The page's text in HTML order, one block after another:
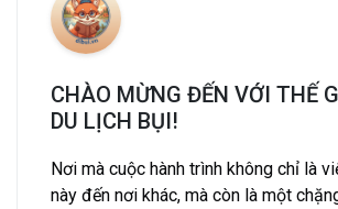
CHÀO MỪNG ĐẾN VỚI THẾ
DU LỊCH BỤI!
Nơi mà cuộc hành trình không chỉ là
này đến nơi khác, mà còn là một